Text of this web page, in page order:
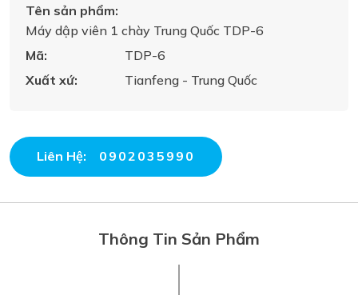
Tên sản phẩm:
Máy dập viên 1 chày Trung Quốc TDP-6
Mã:
TDP-6
Xuất xứ:
Tianfeng - Trung Quốc
Liên Hệ: 0902035990
Thông Tin Sản Phẩm